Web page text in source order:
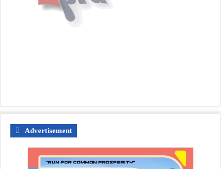
Advertisement